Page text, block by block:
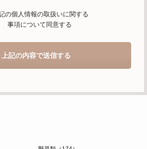
提供することが予定される場合の事項
ことはありません。
訂正・追加または削除・利用の停止・消去お
止（「開示等」といいます。）に応じます。
の個人情報の取扱いに関する
事項について同意する
上記の内容で送信する